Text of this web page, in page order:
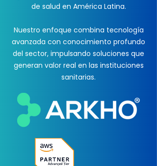
de salud en América Latina.
Nuestro enfoque combina tecnología
avanzada con conocimiento profundo
del sector, impulsando soluciones que
generan valor real en las instituciones
sanitarias.